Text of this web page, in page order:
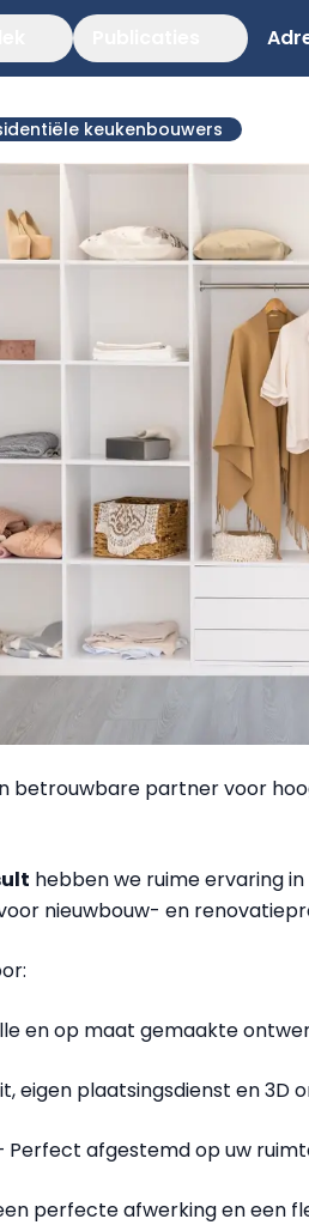
keukenbouwers
betrouwbare partner voor
hebben we ruime ervaring
nieuwbouw- en
en op maat gemaakte
eigen plaatsingsdienst en 3D
Perfect afgestemd op uw
perfecte afwerking en een